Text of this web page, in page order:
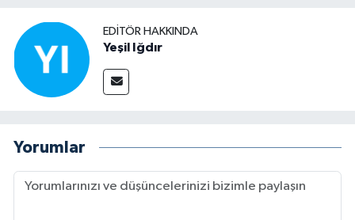
EDITÖR HAKKINDA
Yeşil Iğdır
Yorumlar